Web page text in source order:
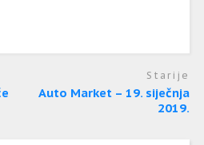
Starije
Auto Market – 19. siječnja
2019.